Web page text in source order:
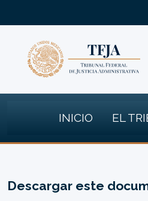
INICIO EL
Descargar este